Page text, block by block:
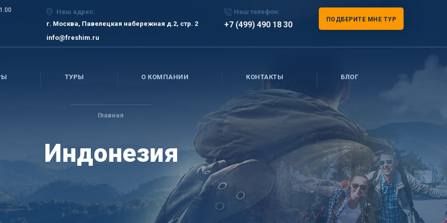
Наш адрес:
г. Москва, Павелецкая набережная д.2, стр. 2
info@freshim.ru
Наш телефон:
+7 (499) 490 18 30
ПОДБЕРИТЕ МНЕ ТУР
ТУРЫ О КОМПАНИИ КОНТАКТЫ БЛОГ
Главная
Индонезия